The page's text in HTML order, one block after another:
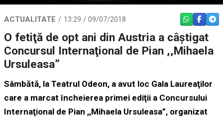
ACTUALITATE 13:29 / 09/07/2018 WHATSAPP
O fetiţă de opt ani din Austria a câştigat
Concursul Internaţional de Pian ,,Mihaela
Ursuleasa”
Sâmbătă, la Teatrul Odeon, a avut loc Gala Laureaţilor
care a marcat încheierea primei ediţii a Concursului
Internaţional de Pian ,,Mihaela Ursuleasa”, organizat